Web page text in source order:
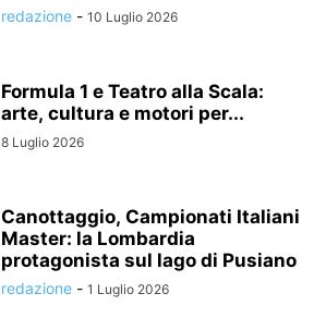
redazione - 10 Luglio 2026
Formula 1 e Teatro alla Scala:
arte, cultura e motori per...
8 Luglio 2026
Canottaggio, Campionati Italiani
Master: la Lombardia
protagonista sul lago di Pusiano
redazione - 1 Luglio 2026